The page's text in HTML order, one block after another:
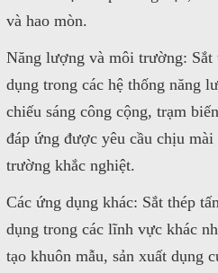
và hao mòn.
Năng lượng và môi trường:
dụng trong các hệ thống năng
chiếu sáng công cộng, trạm
đáp ứng được yêu cầu chịu
trường khắc nghiệt.
Các ứng dụng khác: Sắt thép
dụng trong các lĩnh vực khác
tạo khuôn mẫu, sản xuất dụng